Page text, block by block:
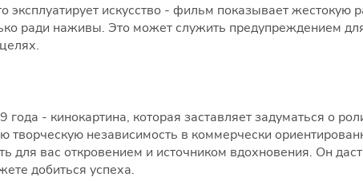
эксплуатирует искусство - фильм показывает жестокую
ради наживы. Это может служить предупреждением
- кинокартина, которая заставляет задуматься о
творческую независимость в коммерчески
для вас откровением и источником вдохновения. Он
добиться успеха.